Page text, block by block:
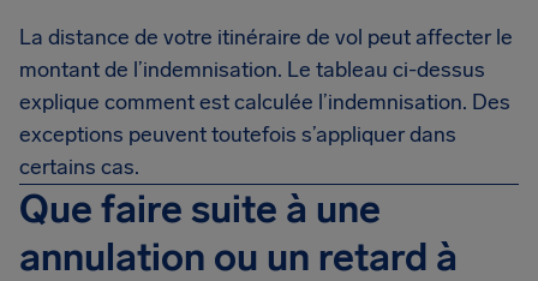
La distance de votre itinéraire de vol peut affecter le
montant de l’indemnisation. Le tableau ci-dessus
explique comment est calculée l’indemnisation. Des
exceptions peuvent toutefois s’appliquer dans
certains cas.
Que faire suite à une
annulation ou un retard à